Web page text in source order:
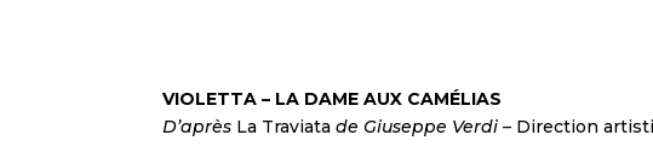
VIOLETTA – LA DAME AUX CAMÉLIAS
D’après La Traviatade Giuseppe Verdi – Direction